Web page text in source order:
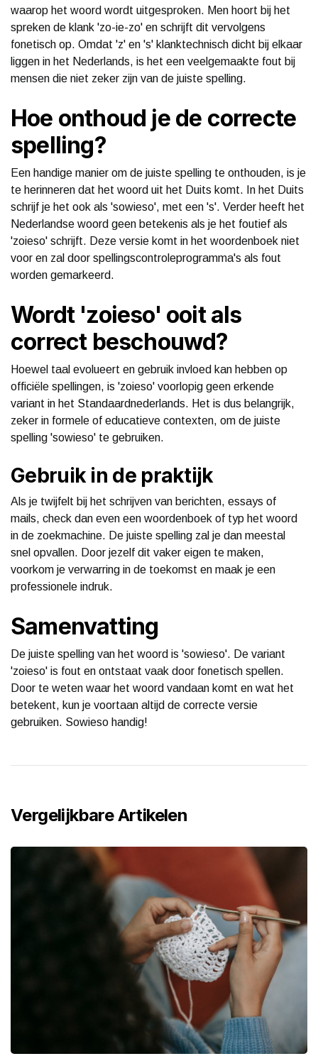
waarop het woord wordt uitgesproken. Men hoort bij het
spreken de klank 'zo-ie-zo' en schrijft dit vervolgens
fonetisch op. Omdat 'z' en 's' klanktechnisch dicht bij elkaar
liggen in het Nederlands, is het een veelgemaakte fout bij
mensen die niet zeker zijn van de juiste spelling.
Hoe onthoud je de correcte
spelling?
Een handige manier om de juiste spelling te onthouden, is je
te herinneren dat het woord uit het Duits komt. In het Duits
schrijf je het ook als 'sowieso', met een 's'. Verder heeft het
Nederlandse woord geen betekenis als je het foutief als
'zoieso' schrijft. Deze versie komt in het woordenboek niet
voor en zal door spellingscontroleprogramma's als fout
worden gemarkeerd.
Wordt 'zoieso' ooit als
correct beschouwd?
Hoewel taal evolueert en gebruik invloed kan hebben op
officiële spellingen, is 'zoieso' voorlopig geen erkende
variant in het Standaardnederlands. Het is dus belangrijk,
zeker in formele of educatieve contexten, om de juiste
spelling 'sowieso' te gebruiken.
Gebruik in de praktijk
Als je twijfelt bij het schrijven van berichten, essays of
mails, check dan even een woordenboek of typ het woord
in de zoekmachine. De juiste spelling zal je dan meestal
snel opvallen. Door jezelf dit vaker eigen te maken,
voorkom je verwarring in de toekomst en maak je een
professionele indruk.
Samenvatting
De juiste spelling van het woord is 'sowieso'. De variant
'zoieso' is fout en ontstaat vaak door fonetisch spellen.
Door te weten waar het woord vandaan komt en wat het
betekent, kun je voortaan altijd de correcte versie
gebruiken. Sowieso handig!
Vergelijkbare Artikelen